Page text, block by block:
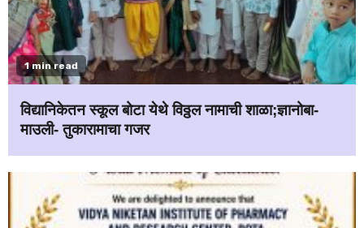
1 min read
विद्यानिकेतन स्कूल बोटा येथे विठ्ठल नामाची शाळा;ज्ञानोबा-
माउली- तुकारामाचा गजर